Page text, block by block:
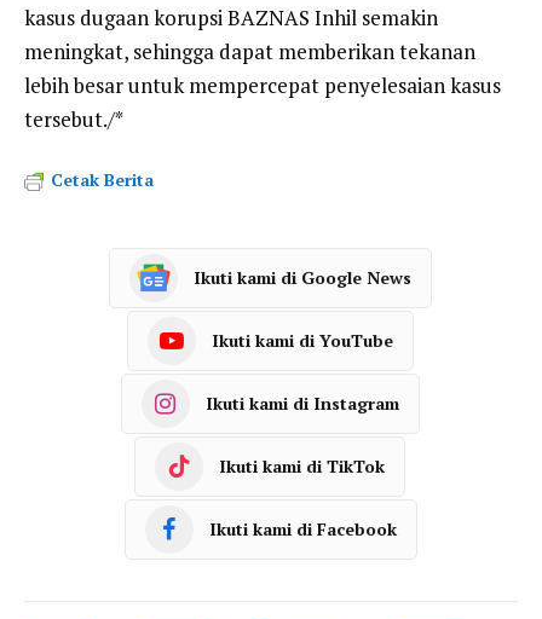
kasus dugaan korupsi BAZNAS Inhil semakin
meningkat, sehingga dapat memberikan tekanan
lebih besar untuk mempercepat penyelesaian kasus
tersebut./*
Cetak Berita
Ikuti kami di Google News
Ikuti kami di YouTube
Ikuti kami di Instagram
Ikuti kami di TikTok
Ikuti kami di Facebook